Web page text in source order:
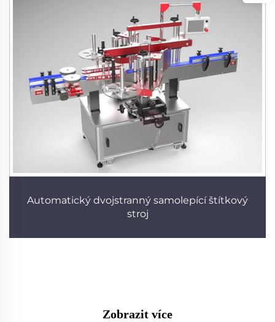
Automatický dvojstranný samolepící štítkový
stroj
Zobrazit více